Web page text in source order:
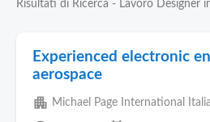
Blog
Risultati di Ricerca - Lavoro Designer
Experienced electronic
aerospace
apartment Michael Page International